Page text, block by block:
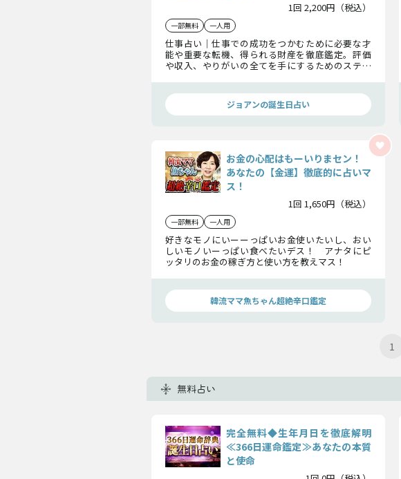
1回 2,200円（税込）
一部無料 一人用
仕事占い｜仕事での成功をつかむために必要な才
能や重要な転機、得られる財産を徹底鑑定。評価
や収入、やりがいの全てを手にするためのステッ
ジョアンの誕生日占い
お金の心配はもーいりまセン！
あなたの【金運】徹底的に占いマ
ス！
1回 1,650円（税込）
一部無料 一人用
好きなモノにいーーっぱいお金使いたいし、おい
しいモノいーっぱい食べたいデス！ アナタにピ
ッタリのお金の稼ぎ方と使い方を教えマス！
韓流ママ魚ちゃん超絶辛口鑑定
1
無料占い
完全無料◆生年月日を徹底解明
≪366日運命鑑定≫あなたの本質
と使命